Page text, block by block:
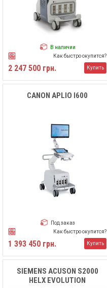
В наличии
Как быстро окупится?
2 247 500 грн. Купить
CANON APLIO I600
Под заказ
Как быстро окупится?
1 393 450 грн. Купить
SIEMENS ACUSON S2000
HELX EVOLUTION